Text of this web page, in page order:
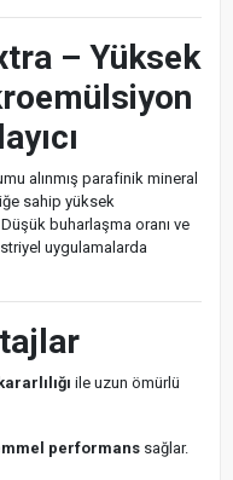
– Yüksek
alınmış parafinik mineral
sahip yüksek
buharlaşma oranı ve
uygulamalarda
ile uzun ömürlü
performans sağlar.